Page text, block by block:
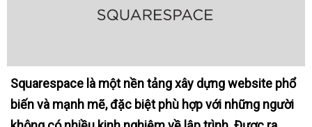
Squarespace là một nền tảng xây dựng website phổ
biến và mạnh mẽ, đặc biệt phù hợp với những người